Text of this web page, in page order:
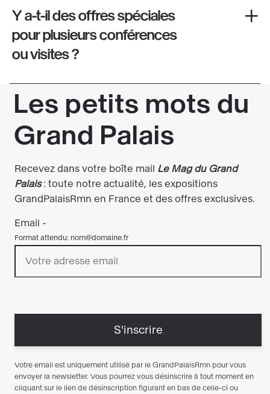
Y a-t-il des offres spéciales
pour plusieurs conférences
ou visites ?